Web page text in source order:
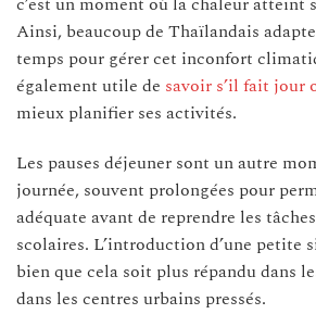
Ainsi, beaucoup de Thaïlandais
temps pour gérer cet inconfort
également utile de savoir s’il fait jour
mieux planifier ses activités.
Les pauses déjeuner sont un autre
journée, souvent prolongées pour
adéquate avant de reprendre les
scolaires. L’introduction d’une petite
bien que cela soit plus répandu dans
dans les centres urbains pressés.